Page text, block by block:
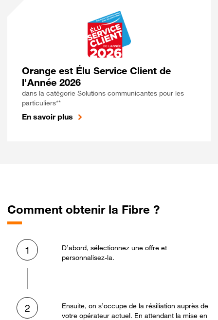
Orange est Élu Service Client de
l'Année 2026
dans la catégorie Solutions communicantes pour les
particuliers**
En savoir plus
Comment obtenir la Fibre ?
1
D’abord, sélectionnez une offre et
personnalisez-la.
2
Ensuite, on s’occupe de la résiliation auprès de
votre opérateur actuel. En attendant la mise en